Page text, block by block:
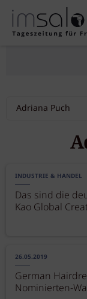
INDUSTRIE & HANDEL
Das sind die
Kao Global
26.05.2019
German
Nominierten-